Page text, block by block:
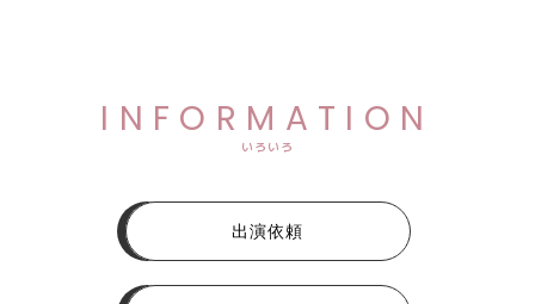
INFORMATION
いろいろ
出演依頼